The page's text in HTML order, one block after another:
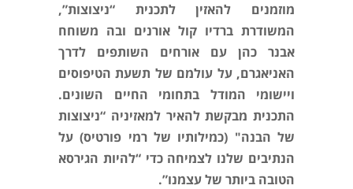
מוזמנים להאזין לתכנית “ניצוצות”,
המשודרת ברדיו קול אורנים ובה משוחח
אבנר כהן עם אורחים השותפים לדרך
האניאגרם, על עולמם של תשעת הטיפוסים
ויישומי המודל בתחומי החיים השונים.
התכנית מבקשת להאיר למאזיניה “ניצוצות
של הבנה" (כמילותיו של רמי פורטיס) על
הנתיבים שלנו לצמיחה כדי “להיות הגירסא
הטובה ביותר של עצמנו”.